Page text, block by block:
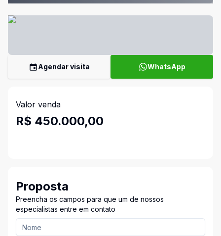
Agendar visita WhatsApp
Valor venda
R$ 450.000,00
Proposta
Preencha os campos para que um de nossos
especialistas entre em contato